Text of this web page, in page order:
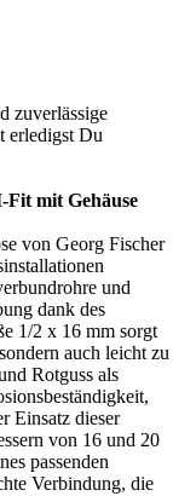
zuverlässige
erledigst Du
Fit mit Gehäuse
von Georg Fischer
und
dank des
1/2 x 16 mm sorgt
auch leicht zu
Rotguss als
Einsatz dieser
von 16 und 20
passenden
Verbindung, die